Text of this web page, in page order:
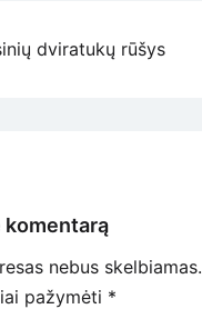
dviratukų rūšys
komentarą
nebus skelbiamas.
pažymėti *